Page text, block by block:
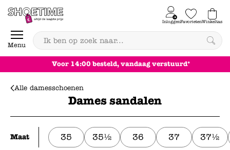
Skip to content
Menu
InloggenFavorietenWinkeltas
0
Achteraf betalen
Alle damesschoenen
Dames sandalen
Maat 35 35½ 36 37 37½